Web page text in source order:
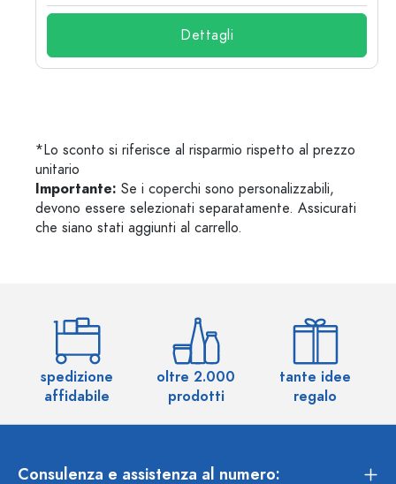
Dettagli
*Lo sconto si riferisce al risparmio rispetto al prezzo
unitario
Importante: Se i coperchi sono personalizzabili,
devono essere selezionati separatamente. Assicurati
che siano stati aggiunti al carrello.
spedizione
affidabile
oltre 2.000
prodotti
tante idee
regalo
Consulenza e assistenza al numero: